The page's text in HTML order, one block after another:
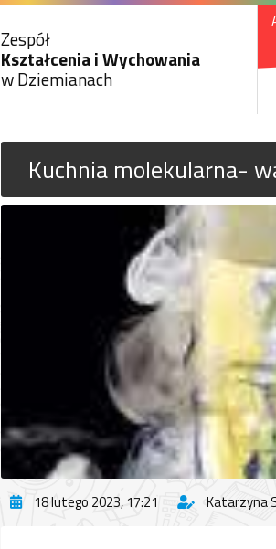
Zespół
Kształcenia i Wychowania
w Dziemianach
Kuchnia molekularna-
18 lutego 2023, 17:21 Katarzyna